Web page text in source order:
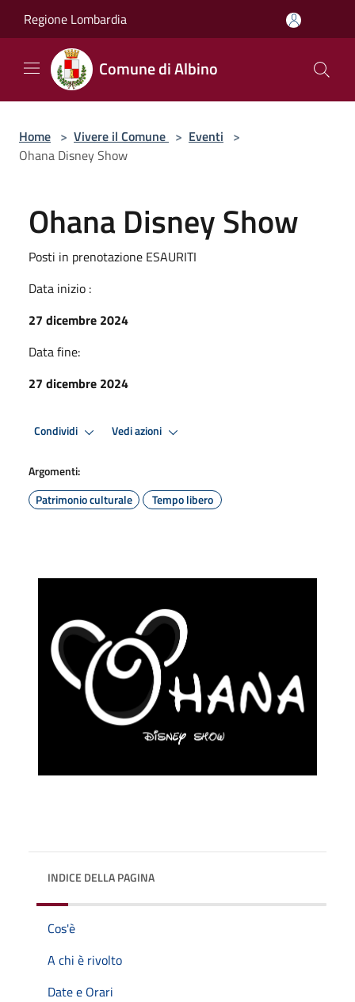
Regione Lombardia
Comune di Albino
Home > Vivere il Comune > Eventi >
Ohana Disney Show
Ohana Disney Show
Posti in prenotazione ESAURITI
Data inizio :
27 dicembre 2024
Data fine:
27 dicembre 2024
Condividi Vedi azioni
Argomenti:
Patrimonio culturale
Tempo libero
INDICE DELLA PAGINA
Cos'è
A chi è rivolto
Date e Orari